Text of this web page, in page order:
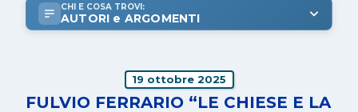
CHI E COSA TROVI:
AUTORI e ARGOMENTI
19 ottobre 2025
FULVIO FERRARIO “LE CHIESE E LA